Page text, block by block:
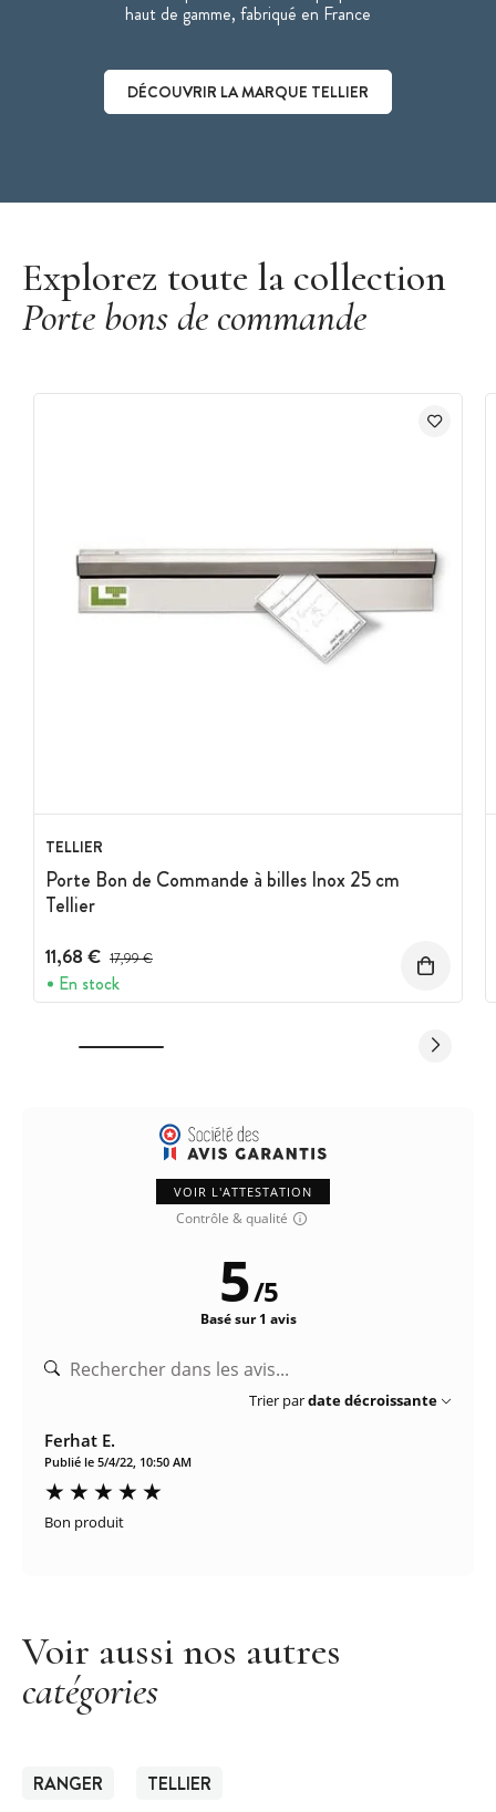
haut de gamme, fabriqué en France
DÉCOUVRIR LA MARQUE TELLIER
Explorez toute la collection
Porte bons de commande
TELLIER
Porte Bon de Commande à billes Inox 25 cm
Tellier
11,68 € Prix avant réduction :
17,99 €
En stock
VOIR L'ATTESTATION
Contrôle & qualité
5/5
Basé sur 1 avis
Trier pardate décroissante
Ferhat E.
Publié le 5/4/22, 10:50 AM
Bon produit
Voir aussi nos autres
catégories
RANGER TELLIER